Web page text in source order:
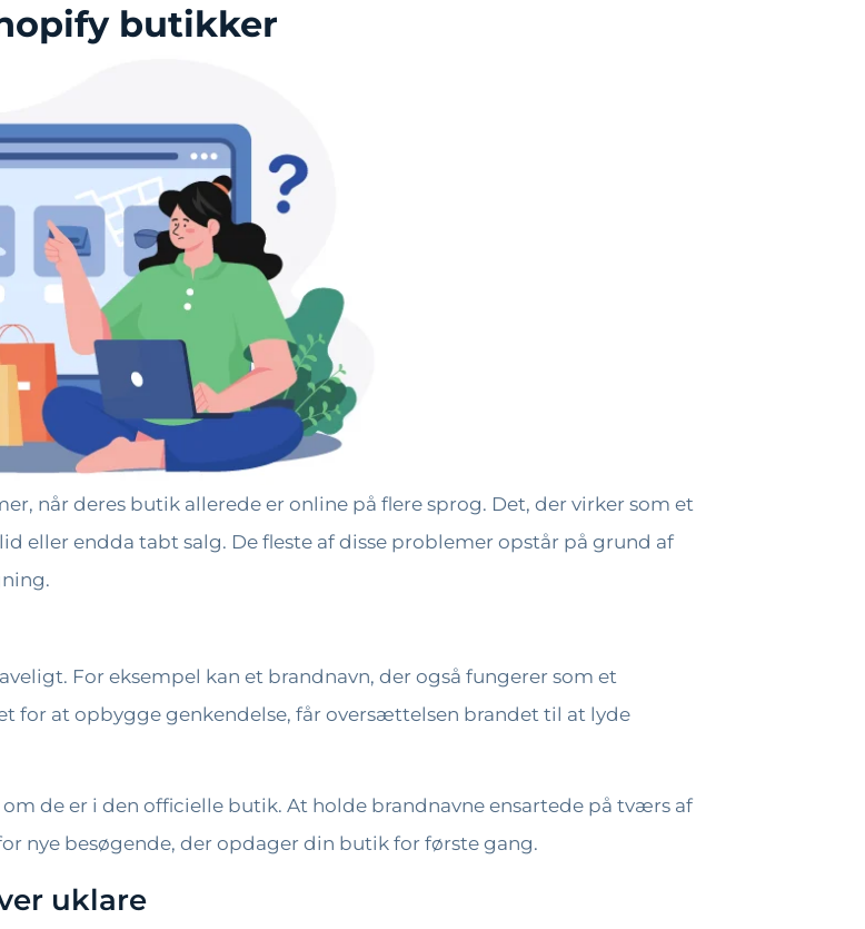
butikker
når deres butik allerede er online på flere sprog. Det, der virker som et
endda tabt salg. De fleste af disse problemer opstår på grund af
For eksempel kan et brandnavn, der også fungerer som et
for at opbygge genkendelse, får oversættelsen brandet til at lyde
de er i den officielle butik. At holde brandnavne ensartede på tværs af
nye besøgende, der opdager din butik for første gang.
uklare